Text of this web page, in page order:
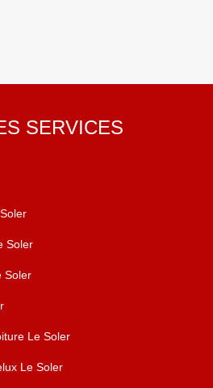
SERVICES
Soler
Soler
Le Soler
Le Soler